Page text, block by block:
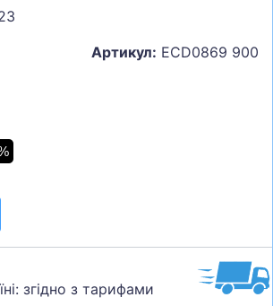
Артикул: ECD0869 900
згідно з тарифами